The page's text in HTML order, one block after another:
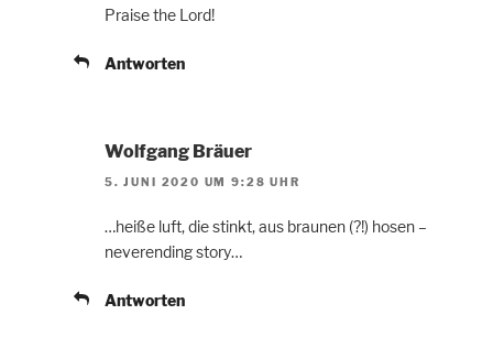
Praise the Lord!
Antworten
Wolfgang Bräuer
5. JUNI 2020 UM 9:28 UHR
…heiße luft, die stinkt, aus braunen (?!) hosen –
neverending story…
Antworten